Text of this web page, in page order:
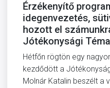
Érzékenyítő
idegenvezetés,
hozott el
Jótékonysági
Hétfőn rögtön egy
kezdődött a
Molnár Katalin beszélt a